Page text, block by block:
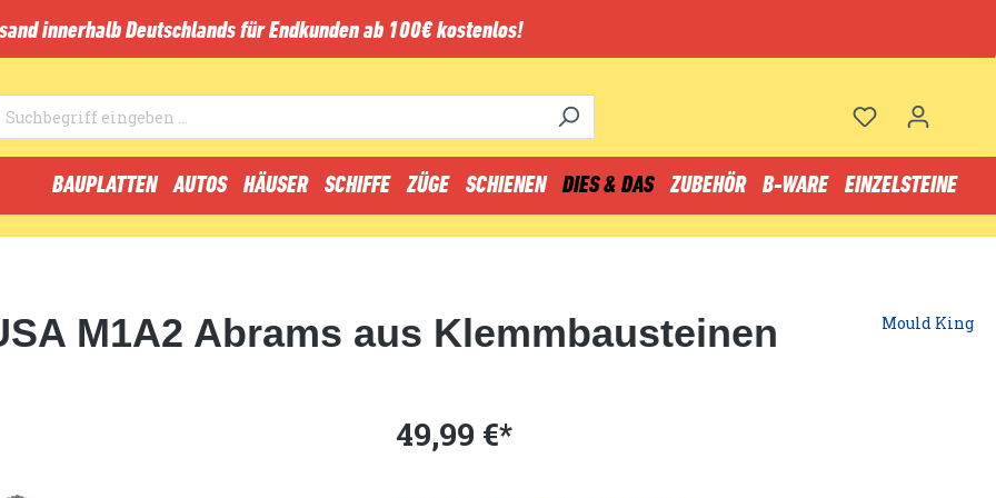
innerhalb Deutschlands für Endkunden ab 100€ kostenlos!
BAUPLATTEN AUTOS HÄUSER SCHIFFE ZÜGE SCHIENEN DIES & DAS ZUBEHÖR B-WARE EINZELSTEINE
M1A2 Abrams aus Klemmbausteinen Mould King
49,99 €*